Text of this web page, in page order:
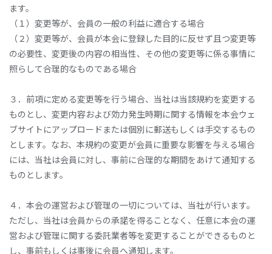
ます。
（１）変更等が、会員の一般の利益に適合する場合
（２）変更等が、会員が本会に登録した目的に反せず且つ変更等
の必要性、変更後の内容の相当性、その他の変更等に係る事情に
照らして合理的なものである場合
３．前項に定める変更等を行う場合、当社は当該規約を変更する
ものとし、変更内容および効力発生時期に関する情報を本会ウェ
ブサイトにアップロードまたは個別に郵送もしくは手交するもの
とします。なお、本規約の変更が会員に重要な影響を与える場合
には、当社は会員に対し、事前に合理的な期間をあけて通知する
ものとします。
４．本会の運営および管理の一切については、当社が行います。
ただし、当社は会員からの承諾を得ることなく、任意に本会の運
営および管理に関する委託業者等を変更することができるものと
し、事前もしくは事後に会員へ通知します。